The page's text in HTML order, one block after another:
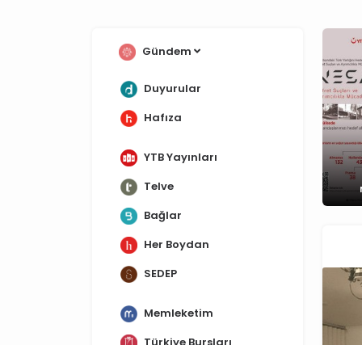
Gündem
Duyurular
Hafıza
YTB Yayınları
Telve
Bağlar
Her Boydan
SEDEP
Memleketim